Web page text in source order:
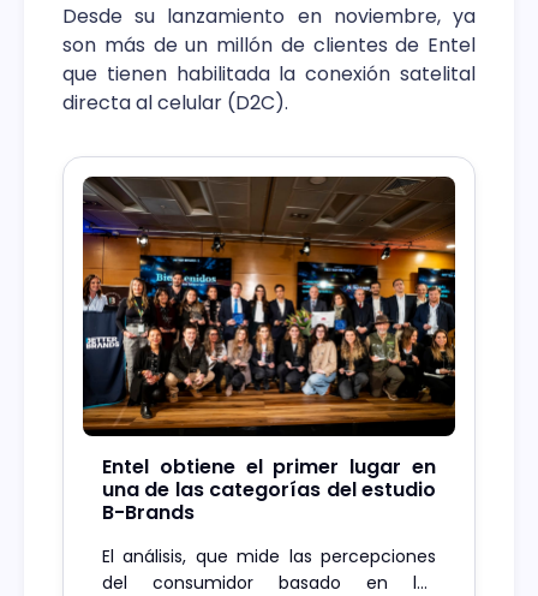
Desde su lanzamiento en noviembre, ya
son más de un millón de clientes de Entel
que tienen habilitada la conexión satelital
directa al celular (D2C).
Entel obtiene el primer lugar en
una de las categorías del estudio
B-Brands
El análisis, que mide las percepciones
del consumidor basado en los